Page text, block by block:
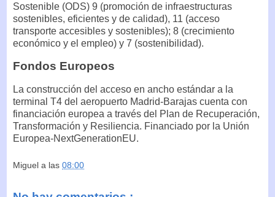
Sostenible (ODS) 9 (promoción de infraestructuras
sostenibles, eficientes y de calidad), 11 (acceso
transporte accesibles y sostenibles); 8 (crecimiento
económico y el empleo) y 7 (sostenibilidad).
Fondos Europeos
La construcción del acceso en ancho estándar a la
terminal T4 del aeropuerto Madrid-Barajas cuenta con
financiación europea a través del Plan de Recuperación,
Transformación y Resiliencia. Financiado por la Unión
Europea-NextGenerationEU.
Miguel a las 08:00